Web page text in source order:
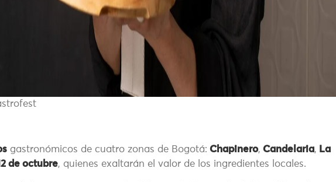
gastronómicos de cuatro zonas de Bogotá: Chapinero, Candelaria, La
de octubre, quienes exaltarán el valor de los ingredientes locales.